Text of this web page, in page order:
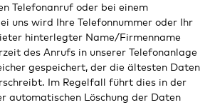
Telefonanruf oder bei einem
uns wird Ihre Telefonnummer oder Ihr
hinterlegter Name/Firmenname
des Anrufs in unserer Telefonanlage
gespeichert, der die ältesten Daten
Im Regelfall führt dies in der
automatischen Löschung der Daten